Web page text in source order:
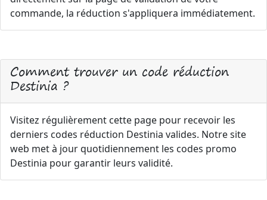
commande, la réduction s'appliquera immédiatement.
Comment trouver un code réduction
Destinia ?
Visitez régulièrement cette page pour recevoir les
derniers codes réduction Destinia valides. Notre site
web met à jour quotidiennement les codes promo
Destinia pour garantir leurs validité.